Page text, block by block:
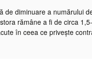
diminuare a numărului
rămâne a fi de circa
în ceea ce privește